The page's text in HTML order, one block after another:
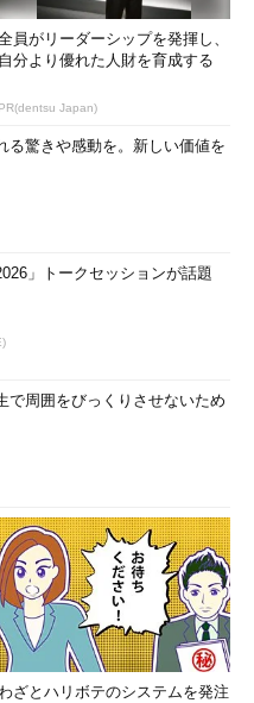
員がリーダーシップを発揮し、
自分より優れた人財を育成する
PR(dentsu Japan)
る驚きや感動を。新しい価値を
」トークセッションが話題
で周囲をびっくりさせないため
ざとハリボテのシステムを発注